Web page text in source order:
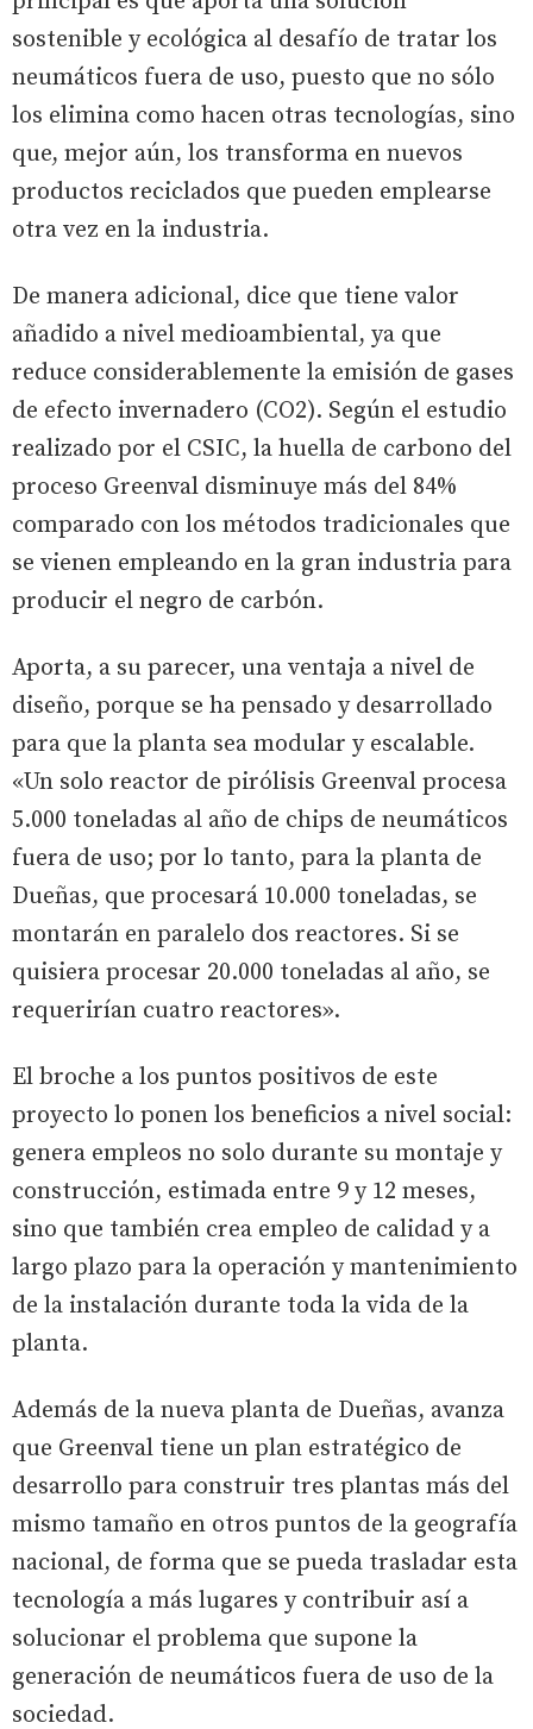
sostenible y ecológica al desafío de tratar los
neumáticos fuera de uso, puesto que no sólo
los elimina como hacen otras tecnologías, sino
que, mejor aún, los transforma en nuevos
productos reciclados que pueden emplearse
otra vez en la industria.
De manera adicional, dice que tiene valor
añadido a nivel medioambiental, ya que
reduce considerablemente la emisión de gases
de efecto invernadero (CO2). Según el estudio
realizado por el CSIC, la huella de carbono del
proceso Greenval disminuye más del 84%
comparado con los métodos tradicionales que
se vienen empleando en la gran industria para
producir el negro de carbón.
Aporta, a su parecer, una ventaja a nivel de
diseño, porque se ha pensado y desarrollado
para que la planta sea modular y escalable.
«Un solo reactor de pirólisis Greenval procesa
5.000 toneladas al año de chips de neumáticos
fuera de uso; por lo tanto, para la planta de
Dueñas, que procesará 10.000 toneladas, se
montarán en paralelo dos reactores. Si se
quisiera procesar 20.000 toneladas al año, se
requerirían cuatro reactores».
El broche a los puntos positivos de este
proyecto lo ponen los beneficios a nivel social:
genera empleos no solo durante su montaje y
construcción, estimada entre 9 y 12 meses,
sino que también crea empleo de calidad y a
largo plazo para la operación y mantenimiento
de la instalación durante toda la vida de la
planta.
Además de la nueva planta de Dueñas, avanza
que Greenval tiene un plan estratégico de
desarrollo para construir tres plantas más del
mismo tamaño en otros puntos de la geografía
nacional, de forma que se pueda trasladar esta
tecnología a más lugares y contribuir así a
solucionar el problema que supone la
generación de neumáticos fuera de uso de la
sociedad.